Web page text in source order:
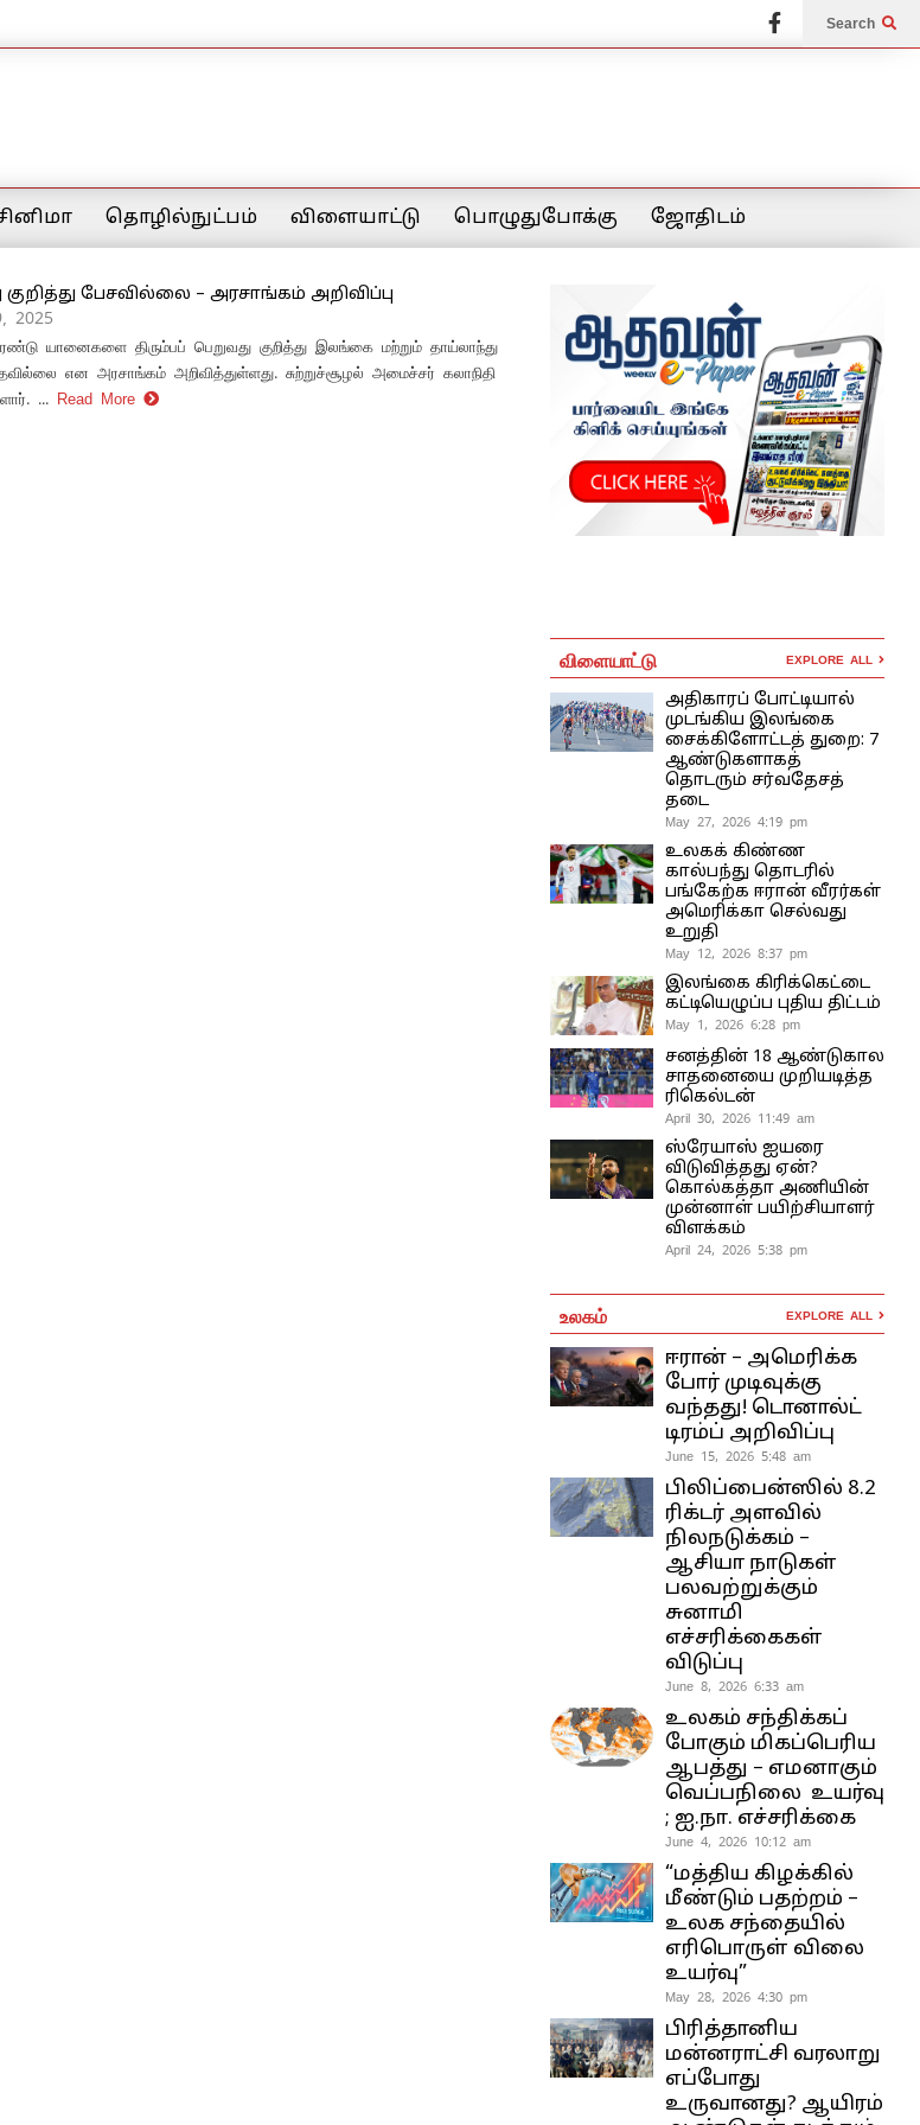
Search
தொழில்நுட்பம் விளையாட்டு பொழுதுபோக்கு ஜோதிடம்
பேசவில்லை – அரசாங்கம் அறிவிப்பு
2025
யானைகளை திரும்பப் பெறுவது குறித்து இலங்கை மற்றும் தாய்லாந்து
என அரசாங்கம் அறிவித்துள்ளது. சுற்றுச்சூழல் அமைச்சர் கலாநிதி
... Read More
விளையாட்டு EXPLORE ALL
அதிகாரப் போட்டியால்
முடங்கிய இலங்கை
சைக்கிளோட்டத் துறை: 7
ஆண்டுகளாகத்
தொடரும் சர்வதேசத்
தடை
May 27, 2026 4:19 pm
உலகக் கிண்ண
கால்பந்து தொடரில்
பங்கேற்க ஈரான் வீரர்கள்
அமெரிக்கா செல்வது
உறுதி
May 12, 2026 8:37 pm
இலங்கை கிரிக்கெட்டை
கட்டியெழுப்ப புதிய திட்டம்
May 1, 2026 6:28 pm
சனத்தின் 18 ஆண்டுகால
சாதனையை முறியடித்த
ரிகெல்டன்
April 30, 2026 11:49 am
ஸ்ரேயாஸ் ஐயரை
விடுவித்தது ஏன்?
கொல்கத்தா அணியின்
முன்னாள் பயிற்சியாளர்
விளக்கம்
April 24, 2026 5:38 pm
உலகம் EXPLORE ALL
ஈரான் – அமெரிக்க
போர் முடிவுக்கு
வந்தது! டொனால்ட்
டிரம்ப் அறிவிப்பு
June 15, 2026 5:48 am
பிலிப்பைன்ஸில் 8.2
ரிக்டர் அளவில்
நிலநடுக்கம் –
ஆசியா நாடுகள்
பலவற்றுக்கும்
சுனாமி
எச்சரிக்கைகள்
விடுப்பு
June 8, 2026 6:33 am
உலகம் சந்திக்கப்
போகும் மிகப்பெரிய
ஆபத்து – எமனாகும்
வெப்பநிலை உயர்வு
; ஐ.நா. எச்சரிக்கை
June 4, 2026 10:12 am
“மத்திய கிழக்கில்
மீண்டும் பதற்றம் –
உலக சந்தையில்
எரிபொருள் விலை
உயர்வு”
May 28, 2026 4:30 pm
பிரித்தானிய
மன்னராட்சி வரலாறு
எப்போது
உருவானது? ஆயிரம்